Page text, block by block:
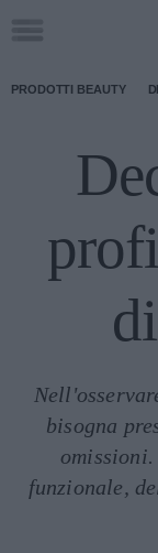
PRODOTTI BEAUTY
bisogna
funzionale,